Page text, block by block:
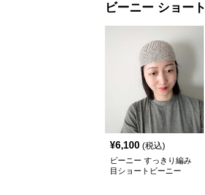
ビーニー ショート
¥6,100 (税込)
ビーニー すっきり編み
目ショートビーニー